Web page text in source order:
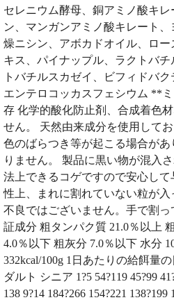
セレニウム酵母、銅アミノ酸キ
ン、マンガンアミノ酸キレート
燥ニシン、アボカドオイル、ロ
キス、パイナップル、ラクトバ
トバチルスカゼイ、ビフィドバク
エンテロコッカスフェシウム **
存 化学的酸化防止剤、合成着色
せん。 天然由来成分を使用して
色のばらつき等が起こる場合が
りません。 製品に黒い物が混入
法上できるコゲですので安心し
性上、まれに割れていない粒が
不良ではございません。手で割
証成分 粗タンパク質 21.0％以上
4.0％以下 粗灰分 7.0％以下 水分
332kcal/100g 1日あたりの給餌量
ダルト シニア 1?5 54?119 45?99
138 9?14 184?266 154?221 138?199